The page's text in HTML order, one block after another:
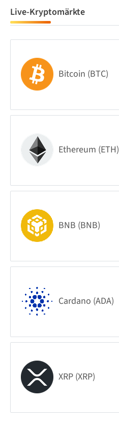
Live-Kryptomärkte
Bitcoin (BTC)
Ethereum (ETH)
BNB (BNB)
Cardano (ADA)
XRP (XRP)